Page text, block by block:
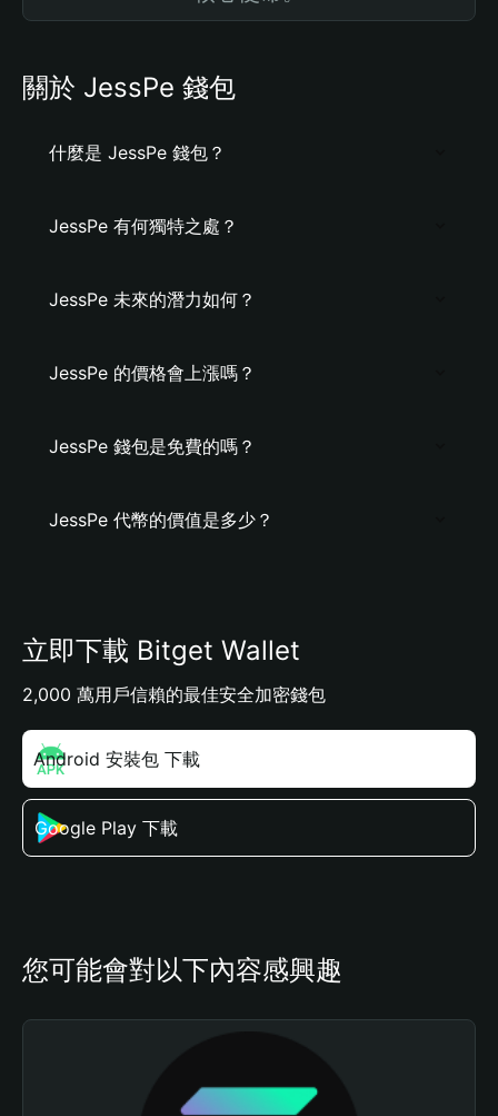
關於 JessPe 錢包
什麼是 JessPe 錢包？
JessPe 有何獨特之處？
JessPe 未來的潛力如何？
JessPe 的價格會上漲嗎？
JessPe 錢包是免費的嗎？
JessPe 代幣的價值是多少？
立即下載 Bitget Wallet
2,000 萬用戶信賴的最佳安全加密錢包
Android 安裝包 下載
Google Play 下載
您可能會對以下內容感興趣